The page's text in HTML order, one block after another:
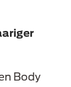
Body